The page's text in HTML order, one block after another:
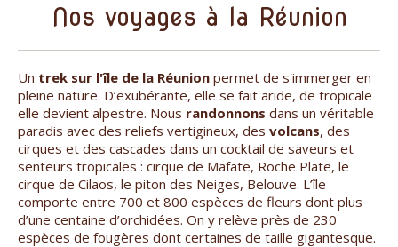
Nos voyages à la Réunion
Un trek sur l'île de la Réunion permet de s'immerger en
pleine nature. D’exubérante, elle se fait aride, de tropicale
elle devient alpestre. Nous randonnons dans un véritable
paradis avec des reliefs vertigineux, des volcans, des
cirques et des cascades dans un cocktail de saveurs et
senteurs tropicales : cirque de Mafate, Roche Plate, le
cirque de Cilaos, le piton des Neiges, Belouve. L’île
comporte entre 700 et 800 espèces de fleurs dont plus
d’une centaine d’orchidées. On y relève près de 230
espèces de fougères dont certaines de taille gigantesque.